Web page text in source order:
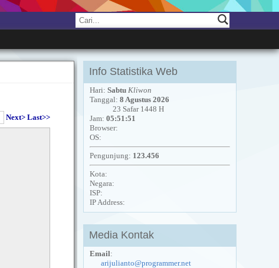
Next> Last>>
Info Statistika Web
Hari: Sabtu Kliwon
Tanggal: 8 Agustus 2026
23 Safar 1448 H
Jam: 05:51:51
Browser:
OS:
Pengunjung: 123.456
Kota:
Negara:
ISP:
IP Address:
Media Kontak
Email:
arijulianto@programmer.net